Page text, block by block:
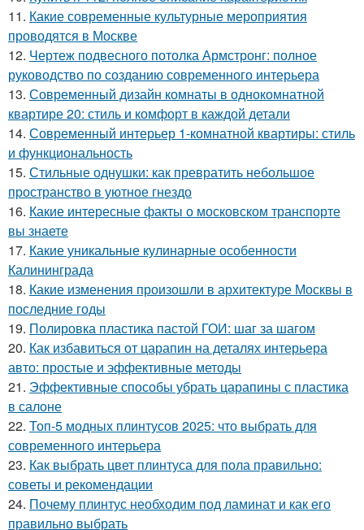
11. Какие современные культурные мероприятия
проводятся в Москве
12. Чертеж подвесного потолка Армстронг: полное
руководство по созданию современного интерьера
13. Современный дизайн комнаты в однокомнатной
квартире 20: стиль и комфорт в каждой детали
14. Современный интерьер 1-комнатной квартиры: стиль
и функциональность
15. Стильные однушки: как превратить небольшое
пространство в уютное гнездо
16. Какие интересные факты о московском транспорте
вы знаете
17. Какие уникальные кулинарные особенности
Калининграда
18. Какие изменения произошли в архитектуре Москвы в
последние годы
19. Полировка пластика пастой ГОИ: шаг за шагом
20. Как избавиться от царапин на деталях интерьера
авто: простые и эффективные методы
21. Эффективные способы убрать царапины с пластика
в салоне
22. Топ-5 модных плинтусов 2025: что выбрать для
современного интерьера
23. Как выбрать цвет плинтуса для пола правильно:
советы и рекомендации
24. Почему плинтус необходим под ламинат и как его
правильно выбрать